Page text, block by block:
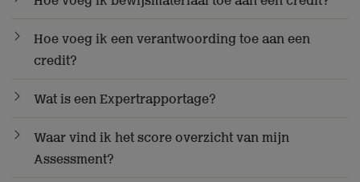
Hoe voeg ik een verantwoording toe aan een
credit?
Wat is een Expertrapportage?
Waar vind ik het score overzicht van mijn
Assessment?